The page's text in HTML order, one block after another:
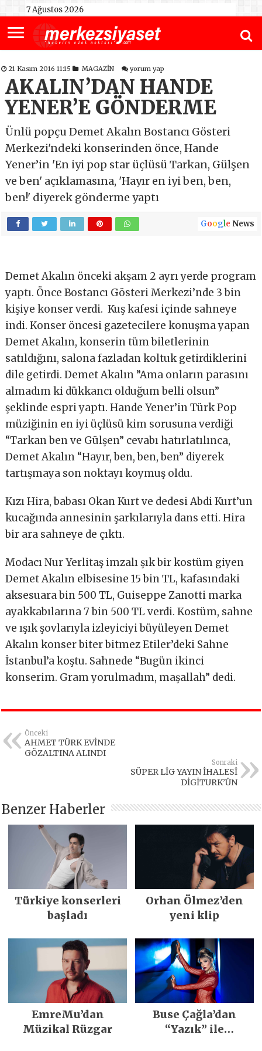
7 Ağustos 2026
21 Kasım 2016 11:15 MAGAZİN yorum yap
AKALIN’DAN HANDE
YENER’E GÖNDERME
Ünlü popçu Demet Akalın Bostancı Gösteri
Merkezi'ndeki konserinden önce, Hande
Yener’in 'En iyi pop star üçlüsü Tarkan, Gülşen
ve ben' açıklamasına, 'Hayır en iyi ben, ben,
ben!' diyerek gönderme yaptı
Google News
Demet Akalın önceki akşam 2 ayrı yerde program
yaptı. Önce Bostancı Gösteri Merkezi’nde 3 bin
kişiye konser verdi. Kuş kafesi içinde sahneye
indi. Konser öncesi gazetecilere konuşma yapan
Demet Akalın, konserin tüm biletlerinin
satıldığını, salona fazladan koltuk getirdiklerini
dile getirdi. Demet Akalın ”Ama onların parasını
almadım ki dükkancı olduğum belli olsun”
şeklinde espri yaptı. Hande Yener’in Türk Pop
müziğinin en iyi üçlüsü kim sorusuna verdiği
“Tarkan ben ve Gülşen” cevabı hatırlatılınca,
Demet Akalın “Hayır, ben, ben, ben” diyerek
tartışmaya son noktayı koymuş oldu.
Kızı Hira, babası Okan Kurt ve dedesi Abdi Kurt’un
kucağında annesinin şarkılarıyla dans etti. Hira
bir ara sahneye de çıktı.
Modacı Nur Yerlitaş imzalı şık bir kostüm giyen
Demet Akalın elbisesine 15 bin TL, kafasındaki
aksesuara bin 500 TL, Guiseppe Zanotti marka
ayakkabılarına 7 bin 500 TL verdi. Kostüm, sahne
ve ışık şovlarıyla izleyiciyi büyüleyen Demet
Akalın konser biter bitmez Etiler’deki Sahne
İstanbul’a koştu. Sahnede “Bugün ikinci
konserim. Gram yorulmadım, maşallah” dedi.
Önceki
AHMET TÜRK EVİNDE
GÖZALTINA ALINDI
Sonraki
SÜPER LİG YAYIN İHALESİ
DİGİTURK’ÜN
Benzer Haberler
Türkiye konserleri
başladı
Orhan Ölmez’den
yeni klip
EmreMu’dan
Müzikal Rüzgar
Buse Çağla’dan
“Yazık” ile